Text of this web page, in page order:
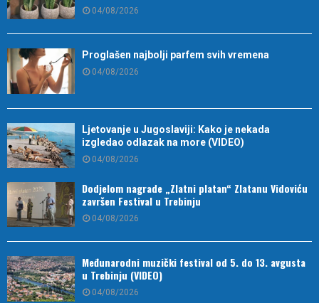
04/08/2026
Proglašen najbolji parfem svih vremena
04/08/2026
Ljetovanje u Jugoslaviji: Kako je nekada
izgledao odlazak na more (VIDEO)
04/08/2026
Dodjelom nagrade „Zlatni platan“ Zlatanu Vidoviću
završen Festival u Trebinju
04/08/2026
Međunarodni muzički festival od 5. do 13. avgusta
u Trebinju (VIDEO)
04/08/2026